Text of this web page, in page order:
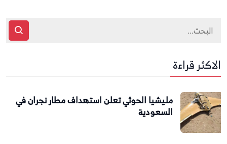
الاكثر قراءة
مليشيا الحوثي تعلن استهداف مطار نجران في
السعودية